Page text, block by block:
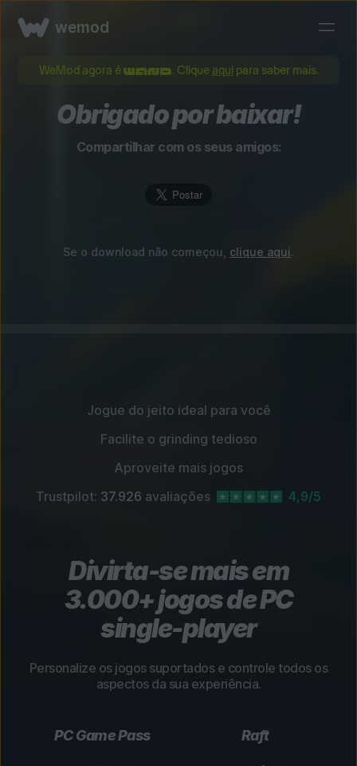
wemod
WeMod agora é . Clique aqui para saber mais.
Obrigado por baixar!
Compartilhar com os seus amigos:
Se o download não começou, clique aqui.
Jogue do jeito ideal para você
Facilite o grinding tedioso
Aproveite mais jogos
Trustpilot: 37.926 avaliações 4,9/5
Divirta-se mais em
3.000+ jogos de PC
single-player
Personalize os jogos suportados e controle todos os
aspectos da sua experiência.
PC Game Pass Raft